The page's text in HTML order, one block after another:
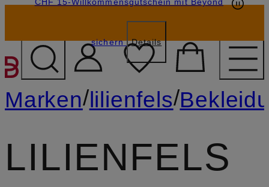
ZUM HAUPTINHALT
sichern Details
Marken/lilienfels/
LILIENFELS